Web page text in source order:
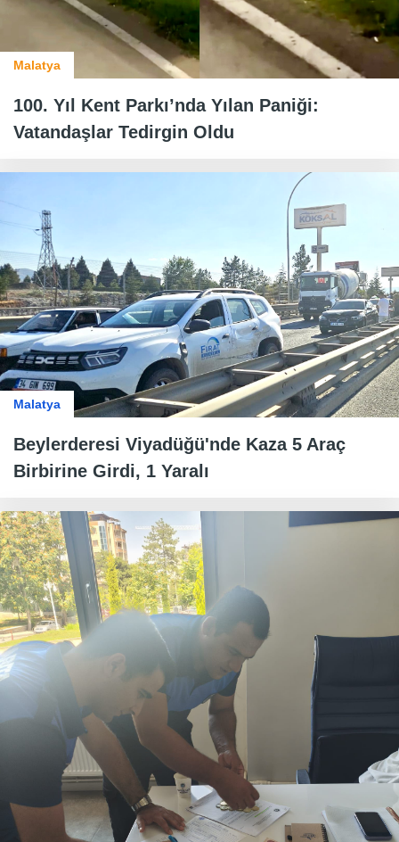
Malatya
100. Yıl Kent Parkı’nda Yılan Paniği:
Vatandaşlar Tedirgin Oldu
Malatya
Beylerderesi Viyadüğü'nde Kaza 5 Araç
Birbirine Girdi, 1 Yaralı